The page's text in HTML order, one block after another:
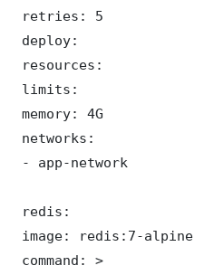
retries: 5
deploy:
resources:
limits:
memory: 4G
networks:
- app-network
redis:
image: redis:7-alpine
command: >